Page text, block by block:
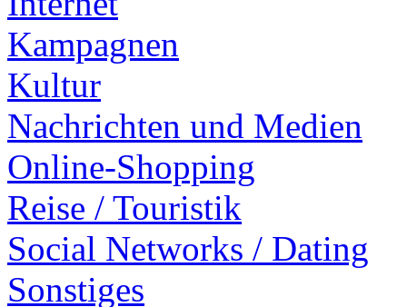
Kampagnen
Kultur
Nachrichten und Medien
Online-Shopping
Reise / Touristik
Social Networks / Dating
Sonstiges